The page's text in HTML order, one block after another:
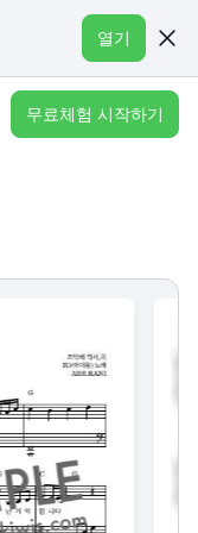
열기
무료체험 시작하기